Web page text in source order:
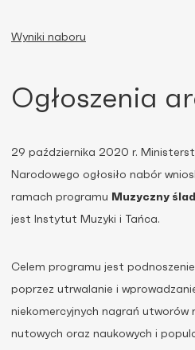
Wyniki naboru
Ogłoszenia
29 października 2020 r.
Narodowego ogłosiło nabór
ramach programu Muzyczny ślad
jest Instytut Muzyki i Tańca.
Celem programu jest
poprzez utrwalanie i
niekomercyjnych nagrań utworów
nutowych oraz naukowych i